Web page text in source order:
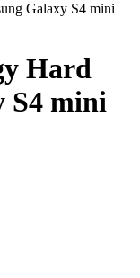
Galaxy S4 mini
Hard
S4 mini